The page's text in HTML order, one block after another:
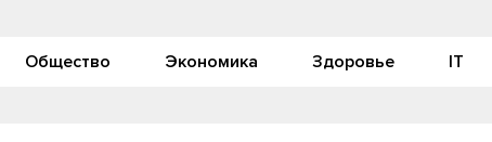
Общество Экономика Здоровье IT